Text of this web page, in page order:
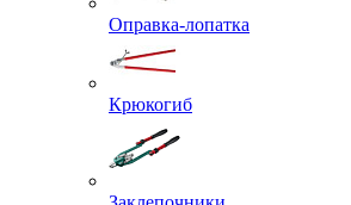
Оправка-лопатка
Крюкогиб